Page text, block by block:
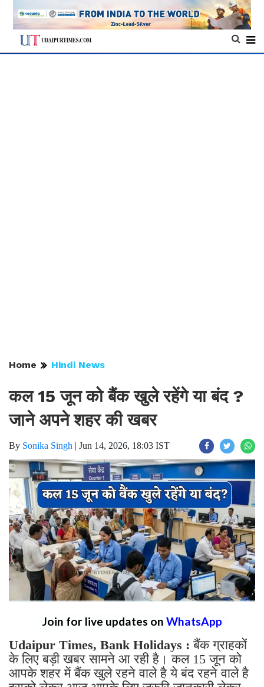
Home Hindi News
कल 15 जून को बैंक खुले रहेंगे या बंद ?
जाने अपने शहर की खबर
By Sonika Singh | Jun 14, 2026, 18:03 IST
Join for live updates on WhatsApp
Udaipur Times, Bank Holidays :बैंक ग्राहकों
के लिए बड़ी खबर सामने आ रही है। कल 15 जून को
आपके शहर में बैंक खुले रहने वाले है ये बंद रहने वाले है